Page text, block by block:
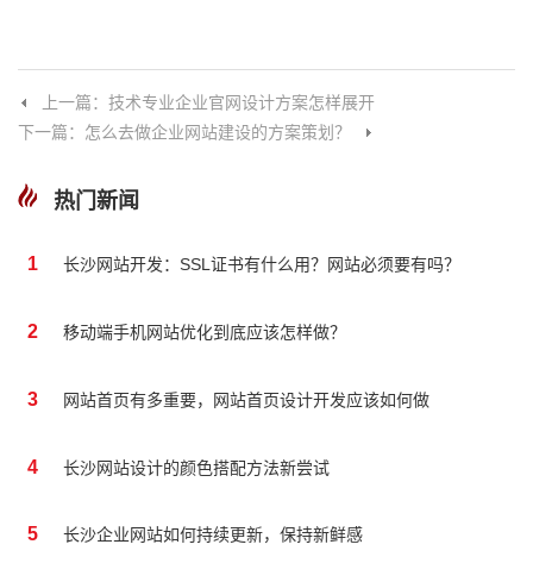
上一篇：技术专业企业官网设计方案怎样展开
下一篇：怎么去做企业网站建设的方案策划？
热门新闻
1 长沙网站开发：SSL证书有什么用？网站必须要有吗？
2 移动端手机网站优化到底应该怎样做？
3 网站首页有多重要，网站首页设计开发应该如何做
4 长沙网站设计的颜色搭配方法新尝试
5 长沙企业网站如何持续更新，保持新鲜感